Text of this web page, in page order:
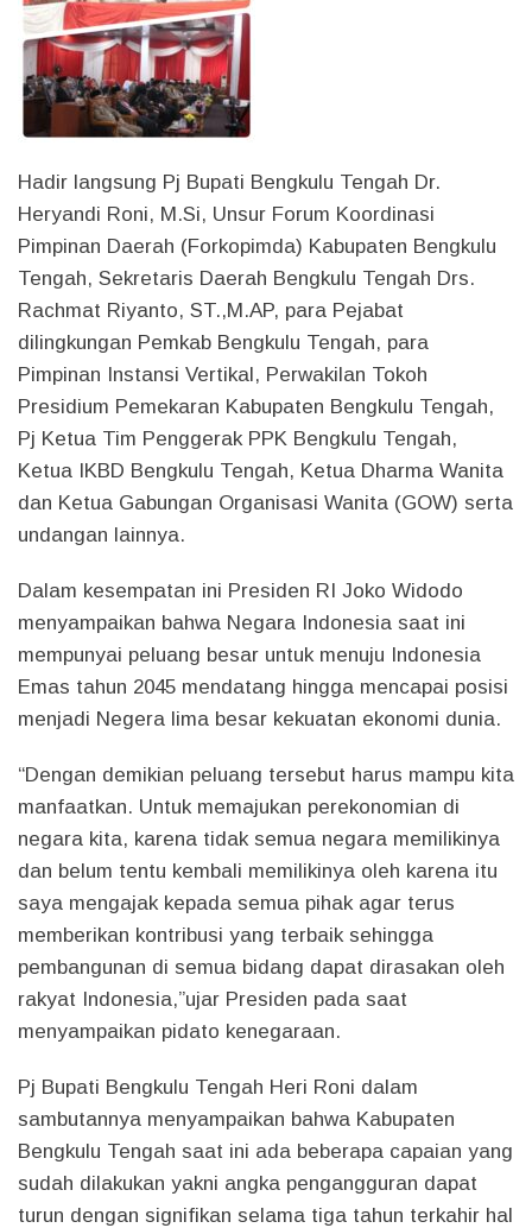
Hadir langsung Pj Bupati Bengkulu Tengah Dr.
Heryandi Roni, M.Si, Unsur Forum Koordinasi
Pimpinan Daerah (Forkopimda) Kabupaten Bengkulu
Tengah, Sekretaris Daerah Bengkulu Tengah Drs.
Rachmat Riyanto, ST.,M.AP, para Pejabat
dilingkungan Pemkab Bengkulu Tengah, para
Pimpinan Instansi Vertikal, Perwakilan Tokoh
Presidium Pemekaran Kabupaten Bengkulu Tengah,
Pj Ketua Tim Penggerak PPK Bengkulu Tengah,
Ketua IKBD Bengkulu Tengah, Ketua Dharma Wanita
dan Ketua Gabungan Organisasi Wanita (GOW) serta
undangan lainnya.
Dalam kesempatan ini Presiden RI Joko Widodo
menyampaikan bahwa Negara Indonesia saat ini
mempunyai peluang besar untuk menuju Indonesia
Emas tahun 2045 mendatang hingga mencapai posisi
menjadi Negera lima besar kekuatan ekonomi dunia.
“Dengan demikian peluang tersebut harus mampu kita
manfaatkan. Untuk memajukan perekonomian di
negara kita, karena tidak semua negara memilikinya
dan belum tentu kembali memilikinya oleh karena itu
saya mengajak kepada semua pihak agar terus
memberikan kontribusi yang terbaik sehingga
pembangunan di semua bidang dapat dirasakan oleh
rakyat Indonesia,”ujar Presiden pada saat
menyampaikan pidato kenegaraan.
Pj Bupati Bengkulu Tengah Heri Roni dalam
sambutannya menyampaikan bahwa Kabupaten
Bengkulu Tengah saat ini ada beberapa capaian yang
sudah dilakukan yakni angka pengangguran dapat
turun dengan signifikan selama tiga tahun terkahir hal